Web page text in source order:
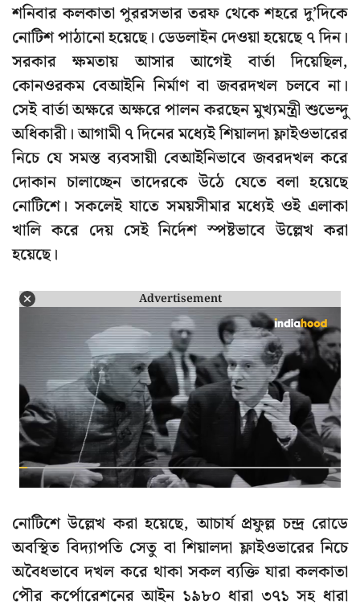
শনিবার কলকাতা পুররসভার তরফ থেকে শহরে দু’দিকে
নোটিশ পাঠানো হয়েছে। ডেডলাইন দেওয়া হয়েছে ৭ দিন।
সরকার ক্ষমতায় আসার আগেই বার্তা দিয়েছিল,
কোনওরকম বেআইনি নির্মাণ বা জবরদখল চলবে না।
সেই বার্তা অক্ষরে অক্ষরে পালন করছেন মুখ্যমন্ত্রী শুভেন্দু
অধিকারী। আগামী ৭ দিনের মধ্যেই শিয়ালদা ফ্লাইওভারের
নিচে যে সমস্ত ব্যবসায়ী বেআইনিভাবে জবরদখল করে
দোকান চালাচ্ছেন তাদেরকে উঠে যেতে বলা হয়েছে
নোটিশে। সকলেই যাতে সময়সীমার মধ্যেই ওই এলাকা
খালি করে দেয় সেই নির্দেশ স্পষ্টভাবে উল্লেখ করা
হয়েছে।
Advertisement
নোটিশে উল্লেখ করা হয়েছে, আচার্য প্রফুল্ল চন্দ্র রোডে
অবস্থিত বিদ্যাপতি সেতু বা শিয়ালদা ফ্লাইওভারের নিচে
অবৈধভাবে দখল করে থাকা সকল ব্যক্তি যারা কলকাতা
পৌর কর্পোরেশনের আইন ১৯৮০ ধারা ৩৭১ সহ ধারা